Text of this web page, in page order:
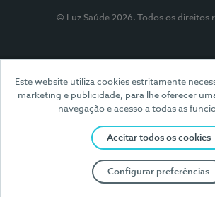
Este website utiliza cookies estritamente
marketing e publicidade, para lhe oferecer
navegação e acesso a todas as
Aceitar todos os cookies
Configurar preferências
© Luz Saúde 2026. Todos os direitos